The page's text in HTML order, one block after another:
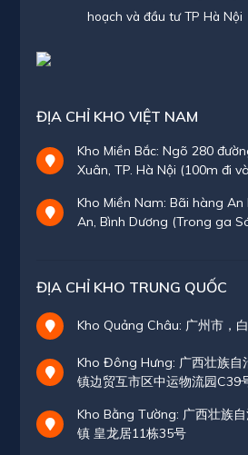
hoạch và đầu tư TP Hà Nội
ĐỊA CHỈ KHO VIỆT NAM
Kho Miền Bắc: Ngõ 280
Xuân, TP. Hà Nội (100m đi
Kho Miền Nam: Bãi hàng An
An, Bình Dương (Trong ga
ĐỊA CHỈ KHO TRUNG QUỐC
Kho Quảng Châu: 广州市，
Kho Đông Hưng: 广西壮族自
镇边贸互市区中运物流园C39
Kho Bằng Tường: 广西壮族
镇 皇龙居11栋35号